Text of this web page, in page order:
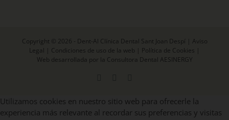
Copyright © 2026 - Dent-Al Clínica Dental Sant Joan Despí | Aviso
Legal
Condiciones de uso de la web Política de Cookies
Web desarrollada por la Consultora Dental AESINERGY
Utilizamos cookies en nuestro sitio web para ofrecerle la
experiencia más relevante al recordar sus preferencias y visitas